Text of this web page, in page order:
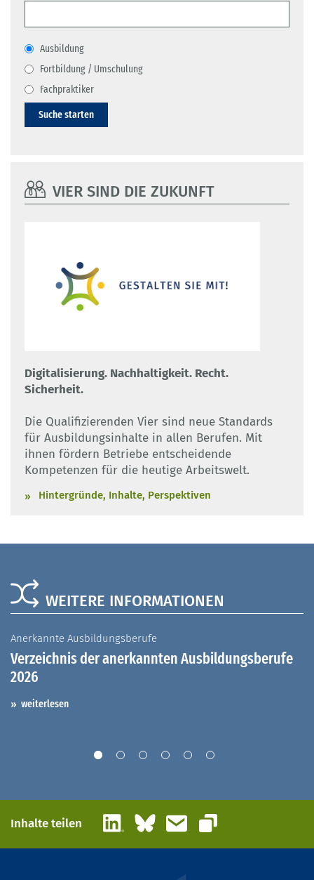
Ausbildung
Fortbildung / Umschulung
Fachpraktiker
Suche starten
VIER SIND DIE ZUKUNFT
Digitalisierung. Nachhaltigkeit. Recht.
Sicherheit.
Die Qualifizierenden Vier sind neue Standards
für Ausbildungsinhalte in allen Berufen. Mit
ihnen fördern Betriebe entscheidende
Kompetenzen für die heutige Arbeitswelt.
Hintergründe, Inhalte, Perspektiven
WEITERE INFORMATIONEN
Anerkannte Ausbildungsberufe
Verzeichnis der anerkannten Ausbildungsberufe
2026
weiterlesen
Inhalte teilen LinkedInBlueskyE-Mail
Link kopieren